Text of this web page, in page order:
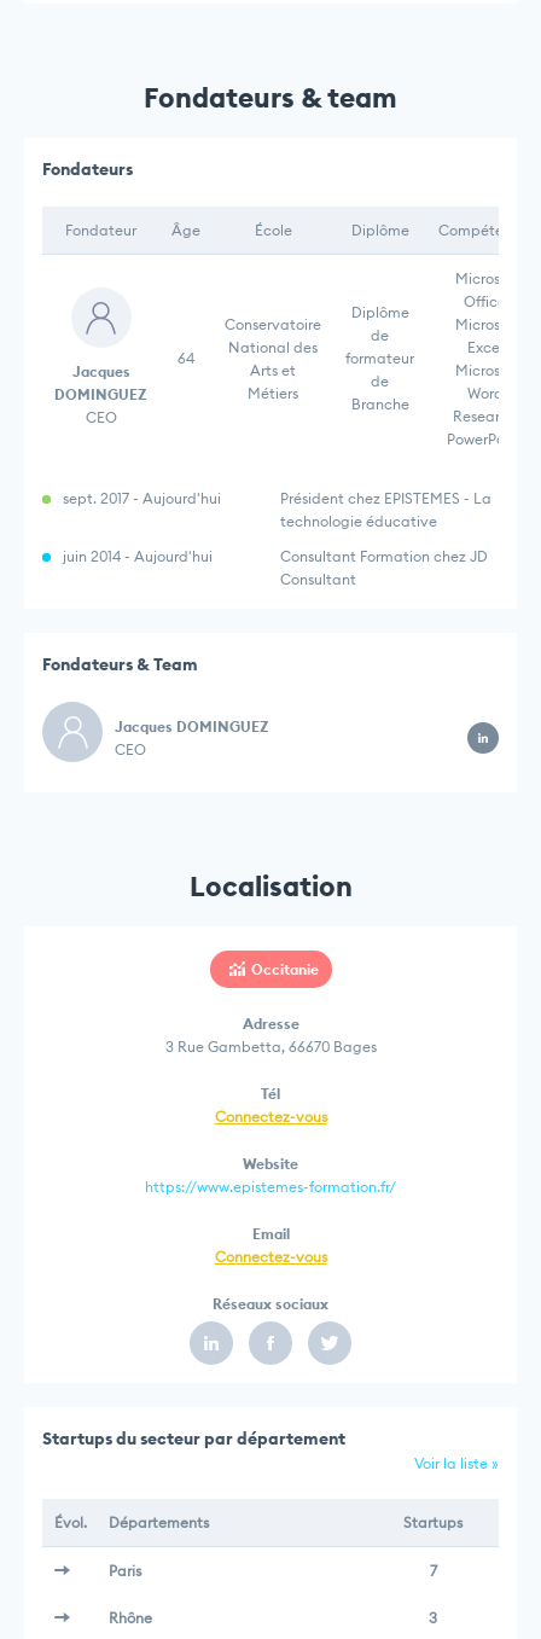
Fondateurs & team
Fondateurs
Fondateur Âge École Diplôme Compétences
Jacques
DOMINGUEZ
CEO
64
Conservatoire
National des
Arts et
Métiers
Diplôme
de
formateur
de
Branche
Microsoft
Office,
Microsoft
Excel,
Microsoft
Word,
Research,
PowerPoint,
sept. 2017 - Aujourd'hui
Président chez EPISTEMES - La
technologie éducative
juin 2014 - Aujourd'hui
Consultant Formation chez JD
Consultant
Fondateurs & Team
Jacques DOMINGUEZ
CEO
Localisation
Occitanie
Adresse
3 Rue Gambetta, 66670 Bages
Tél
Connectez-vous
Website
https://www.epistemes-formation.fr/
Email
Connectez-vous
Réseaux sociaux
Startups du secteur par département
Voir la liste »
Évol. Départements Startups
Paris 7
Rhône 3